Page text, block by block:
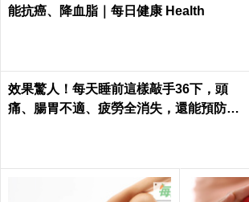
能抗癌、降血脂｜每日健康 Health
效果驚人！每天睡前這樣敲手36下，頭
痛、腸胃不適、疲勞全消失，還能預防腦